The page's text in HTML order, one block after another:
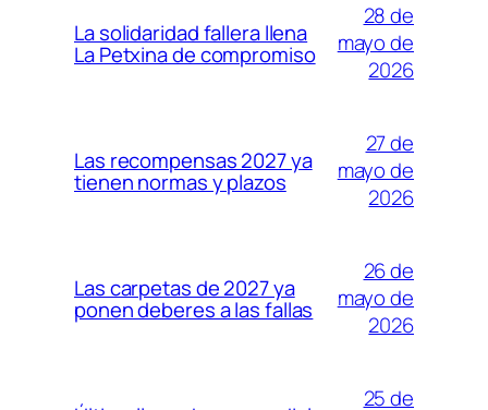
La solidaridad fallera llena
La Petxina de compromiso
28 de
mayo de
2026
Las recompensas 2027 ya
tienen normas y plazos
27 de
mayo de
2026
Las carpetas de 2027 ya
ponen deberes a las fallas
26 de
mayo de
2026
25 de